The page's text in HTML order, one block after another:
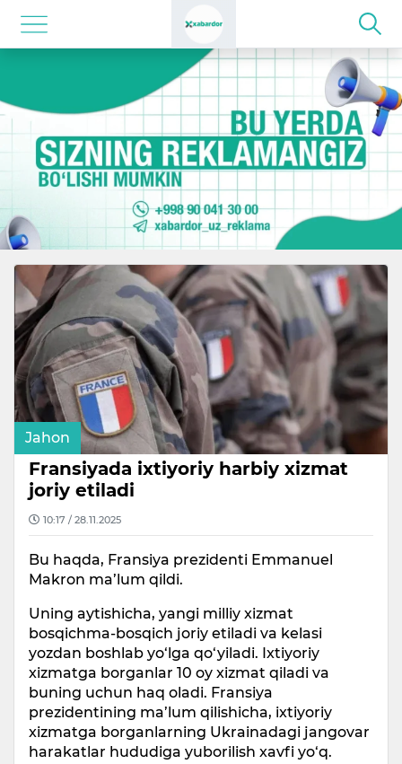
Jahon
Fransiyada ixtiyoriy harbiy xizmat
joriy etiladi
10:17 / 28.11.2025
Bu haqda, Fransiya prezidenti Emmanuel
Makron ma’lum qildi.
Uning aytishicha, yangi milliy xizmat
bosqichma-bosqich joriy etiladi va kelasi
yozdan boshlab yo‘lga qo‘yiladi. Ixtiyoriy
xizmatga borganlar 10 oy xizmat qiladi va
buning uchun haq oladi. Fransiya
prezidentining ma’lum qilishicha, ixtiyoriy
xizmatga borganlarning Ukrainadagi jangovar
harakatlar hududiga yuborilish xavfi yo‘q.